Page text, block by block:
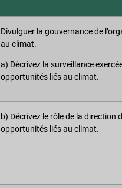
Divulguer la gouvernance de
au climat.
a) Décrivez la surveillance
opportunités liés au climat.
b) Décrivez le rôle de la direction
opportunités liés au climat.